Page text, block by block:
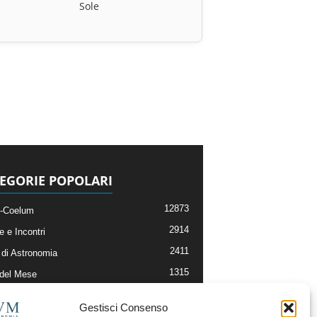
Gestisci Consenso
Sole
POPOLARI
Coelum 12873
e Incontri 2914
Astronomia 2411
Mese 1315